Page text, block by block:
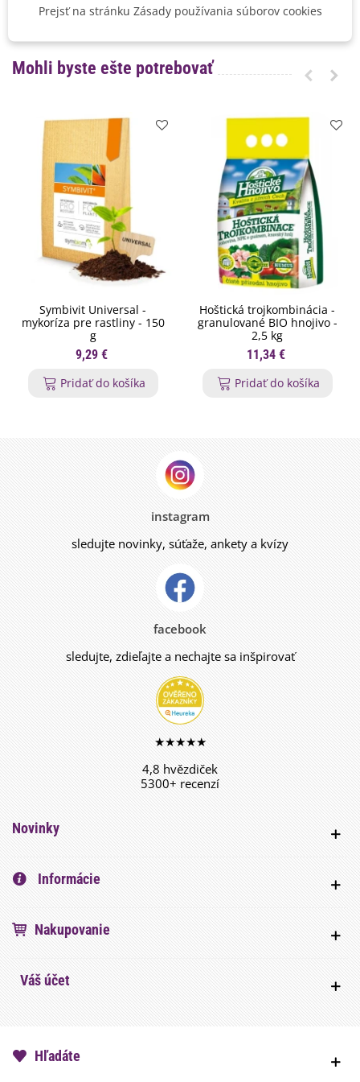
BIO Kvalita
Nie
Mohli byste ešte potrebovať
Symbivit Universal -
mykoríza pre rastliny - 150
g
9,29 €
Pridať do košíka
Hoštická trojkombinácia -
granulované BIO hnojivo -
2,5 kg
11,34 €
Pridať do košíka
instagram
sledujte novinky, súťaže, ankety a kvízy
facebook
sledujte, zdieľajte a nechajte sa inšpirovať
★★★★★
4,8 hvězdiček
5300+ recenzí
Novinky
Informácie
Nakupovanie
Váš účet
Hľadáte
Prejsť na stránku Zásady používania súborov cookies